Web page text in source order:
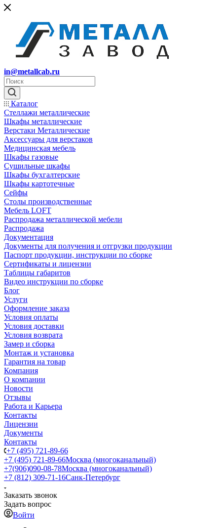
in@metallcab.ru
Каталог
Стеллажи металлические
Шкафы металлические
Верстаки Металлические
Аксессуары для верстаков
Медицинская мебель
Шкафы газовые
Сушильные шкафы
Шкафы бухгалтерские
Шкафы картотечные
Сейфы
Столы производственные
Мебель LOFT
Распродажа металлической мебели
Распродажа
Документация
Документы для получения и отгрузки продукции
Паспорт продукции, инструкции по сборке
Сертификаты и лицензии
Таблицы габаритов
Видео инструкции по сборке
Блог
Услуги
Оформление заказа
Условия оплаты
Условия доставки
Условия возврата
Замер и сборка
Монтаж и установка
Гарантия на товар
Компания
О компании
Новости
Отзывы
Работа и Карьера
Контакты
Лицензии
Документы
Контакты
+7 (495) 721-89-66
+7 (495) 721-89-66Москва (многоканальный)
+7(906)090-08-78Москва (многоканальный)
+7 (812) 309-71-16Санк-Петербург
Заказать звонок
Задать вопрос
Войти